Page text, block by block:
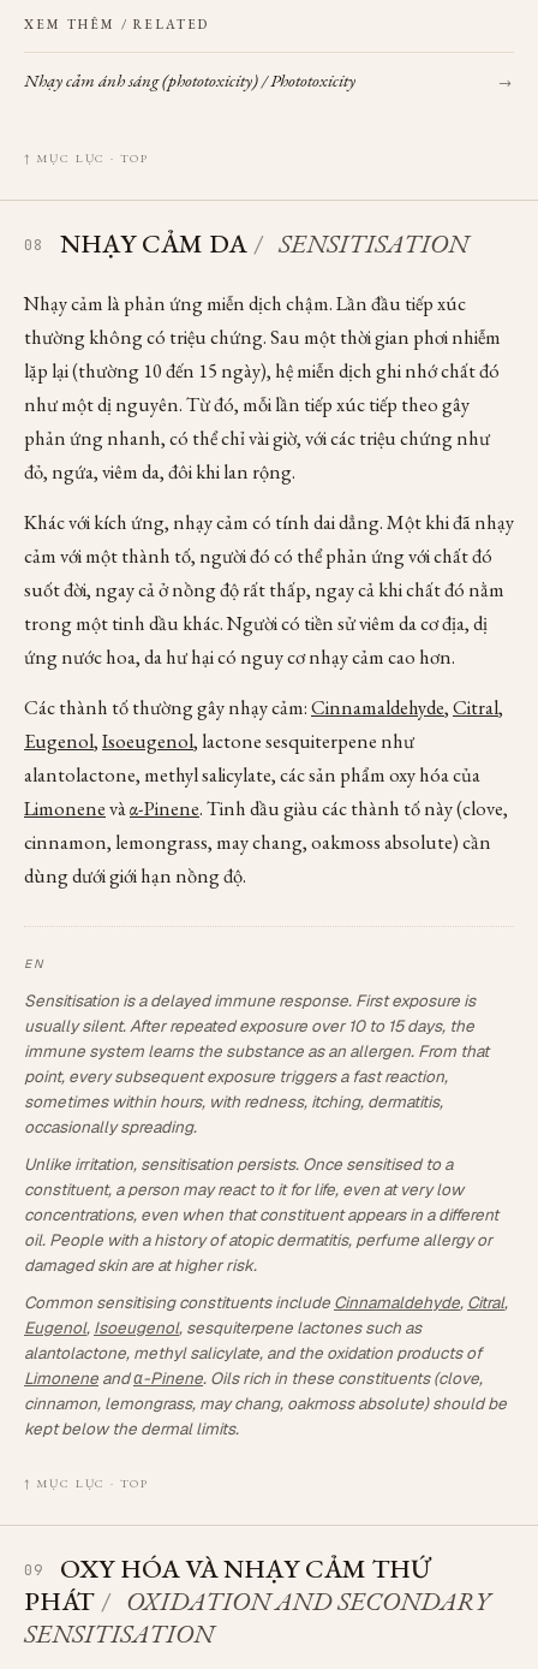
XEM THÊM / RELATED
Nhạy cảm ánh sáng (phototoxicity)/ Phototoxicity →
↑ MỤC LỤC · TOP
08 NHẠY CẢM DA / SENSITISATION
Nhạy cảm là phản ứng miễn dịch chậm. Lần đầu tiếp xúc
thường không có triệu chứng. Sau một thời gian phơi nhiễm
lặp lại (thường 10 đến 15 ngày), hệ miễn dịch ghi nhớ chất đó
như một dị nguyên. Từ đó, mỗi lần tiếp xúc tiếp theo gây
phản ứng nhanh, có thể chỉ vài giờ, với các triệu chứng như
đỏ, ngứa, viêm da, đôi khi lan rộng.
Khác với kích ứng, nhạy cảm có tính dai dẳng. Một khi đã nhạy
cảm với một thành tố, người đó có thể phản ứng với chất đó
suốt đời, ngay cả ở nồng độ rất thấp, ngay cả khi chất đó nằm
trong một tinh dầu khác. Người có tiền sử viêm da cơ địa, dị
ứng nước hoa, da hư hại có nguy cơ nhạy cảm cao hơn.
Các thành tố thường gây nhạy cảm:Cinnamaldehyde,Citral,
Eugenol,Isoeugenol, lactone sesquiterpene như
alantolactone, methyl salicylate, các sản phẩm oxy hóa của
Limonenevàα-Pinene. Tinh dầu giàu các thành tố này (clove,
cinnamon, lemongrass, may chang, oakmoss absolute) cần
dùng dưới giới hạn nồng độ.
Sensitisation is a delayed immune response. First exposure is
usually silent. After repeated exposure over 10 to 15 days, the
immune system learns the substance as an allergen. From that
point, every subsequent exposure triggers a fast reaction,
sometimes within hours, with redness, itching, dermatitis,
occasionally spreading.
Unlike irritation, sensitisation persists. Once sensitised to a
constituent, a person may react to it for life, even at very low
concentrations, even when that constituent appears in a different
oil. People with a history of atopic dermatitis, perfume allergy or
damaged skin are at higher risk.
Common sensitising constituents include Cinnamaldehyde, Citral,
Eugenol, Isoeugenol, sesquiterpene lactones such as
alantolactone, methyl salicylate, and the oxidation products of
Limonene andα-Pinene. Oils rich in these constituents (clove,
cinnamon, lemongrass, may chang, oakmoss absolute) should be
kept below the dermal limits.
↑ MỤC LỤC · TOP
09
OXY HÓA VÀ NHẠY CẢM THỨ
PHÁT / OXIDATION AND SECONDARY
SENSITISATION